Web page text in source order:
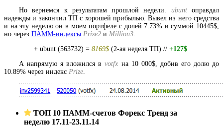
Но вернемся к результатам прошлой недели. ubuntоправдал
надежды и закончил ТП с хорошей прибылью. Вывел из него средства
и на эту неделю он в моем портфеле с долей 7.73% и суммой 10445$,
но через ПАММ-индексы Prize2 и Million3.
+ ubunt (563732) = 8169$ (2-ая неделя ТП) // +127$
А напрямую я вложился вvotfx на 10 000$, добив его долю до
10.89% через индекс Prize.
ТОП 10 ПАММ-счетов Форекс Тренд за
неделю 17.11-23.11.14